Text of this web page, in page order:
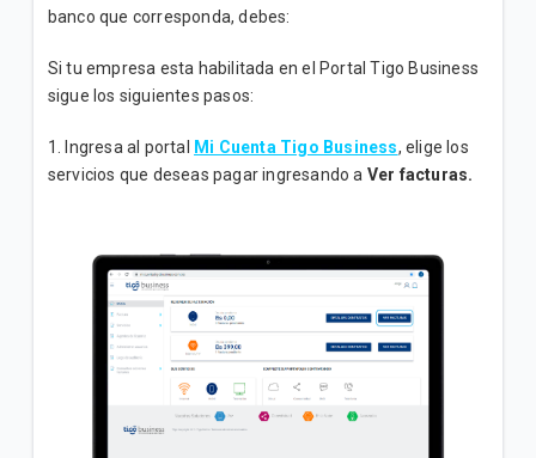
VER MÁS
banco que corresponda, debes:
Si tu empresa esta habilitada en el Portal Tigo Business
sigue los siguientes pasos:
1. Ingresa al portal Mi Cuenta Tigo Business, elige los
servicios que deseas pagar ingresando a Ver facturas.